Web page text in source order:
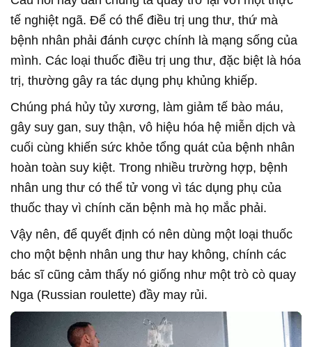
tế nghiệt ngã. Để có thể điều trị ung thư, thứ mà
bệnh nhân phải đánh cược chính là mạng sống của
mình. Các loại thuốc điều trị ung thư, đặc biệt là hóa
trị, thường gây ra tác dụng phụ khủng khiếp.
Chúng phá hủy tủy xương, làm giảm tế bào máu,
gây suy gan, suy thận, vô hiệu hóa hệ miễn dịch và
cuối cùng khiến sức khỏe tổng quát của bệnh nhân
hoàn toàn suy kiệt. Trong nhiều trường hợp, bệnh
nhân ung thư có thể tử vong vì tác dụng phụ của
thuốc thay vì chính căn bệnh mà họ mắc phải.
Vậy nên, để quyết định có nên dùng một loại thuốc
cho một bệnh nhân ung thư hay không, chính các
bác sĩ cũng cảm thấy nó giống như một trò cò quay
Nga (Russian roulette) đầy may rủi.